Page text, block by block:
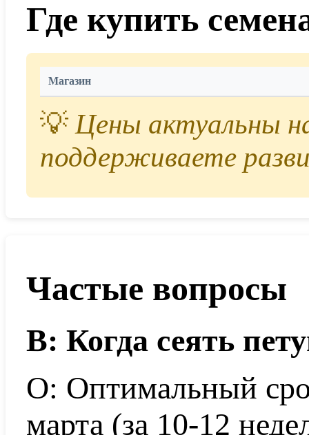
Где купить
Магазин
💡Цены актуальны
поддерживаете
Частые вопросы
В: Когда сеять
О: Оптимальный
марта (за 10-12